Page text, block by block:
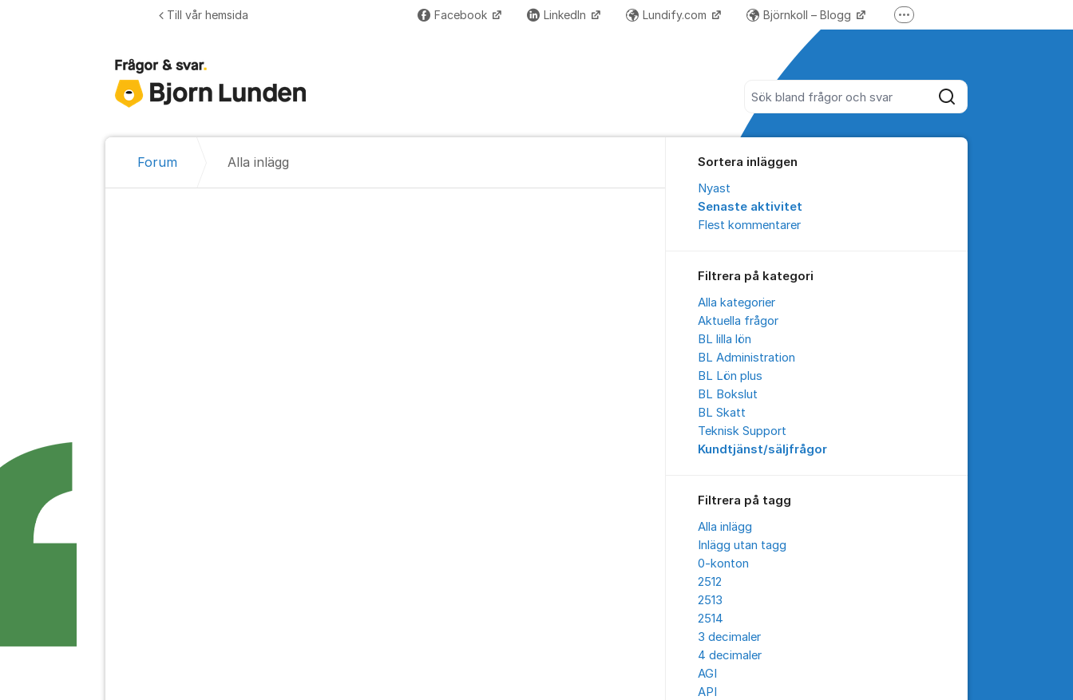
Sök bland alla inlägg
Sök
Till vår hemsida Facebook LinkedIn Lundify.com Björnkoll – Blogg Fler supportlänkar
Forum Alla inlägg
Sortera inläggen
Nyast
Senaste aktivitet
Flest kommentarer
Filtrera på kategori
Alla kategorier
Aktuella frågor
BL lilla lön
BL Administration
BL Lön plus
BL Bokslut
BL Skatt
Teknisk Support
Kundtjänst/säljfrågor
Filtrera på tagg
Alla inlägg
Inlägg utan tagg
0-konton
2512
2513
2514
3 decimaler
4 decimaler
AGI
API